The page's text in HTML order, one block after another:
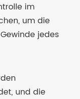
im
um die
jedes
und die